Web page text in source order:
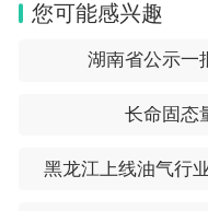
您可能感兴趣
湖南省公示一
长命固态
黑龙江上线油气行